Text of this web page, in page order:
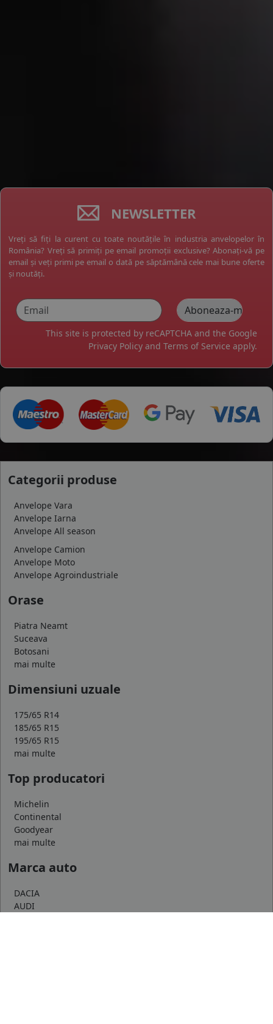
NEWSLETTER
Vreți să fiți la curent cu toate noutățile în industria anvelopelor în
România? Vreți să primiți pe email promoții exclusive? Abonați-vă pe
email și veți primi pe email o dată pe săptămână cele mai bune oferte
și noutăți.
This site is protected by reCAPTCHA and the Google
Privacy Policy and Terms of Service apply.
Categorii produse
Anvelope Vara
Anvelope Iarna
Anvelope All season
Anvelope Camion
Anvelope Moto
Anvelope Agroindustriale
Orase
Piatra Neamt
Suceava
Botosani
mai multe
Dimensiuni uzuale
175/65 R14
185/65 R15
195/65 R15
mai multe
Top producatori
Michelin
Continental
Goodyear
mai multe
Marca auto
DACIA
AUDI